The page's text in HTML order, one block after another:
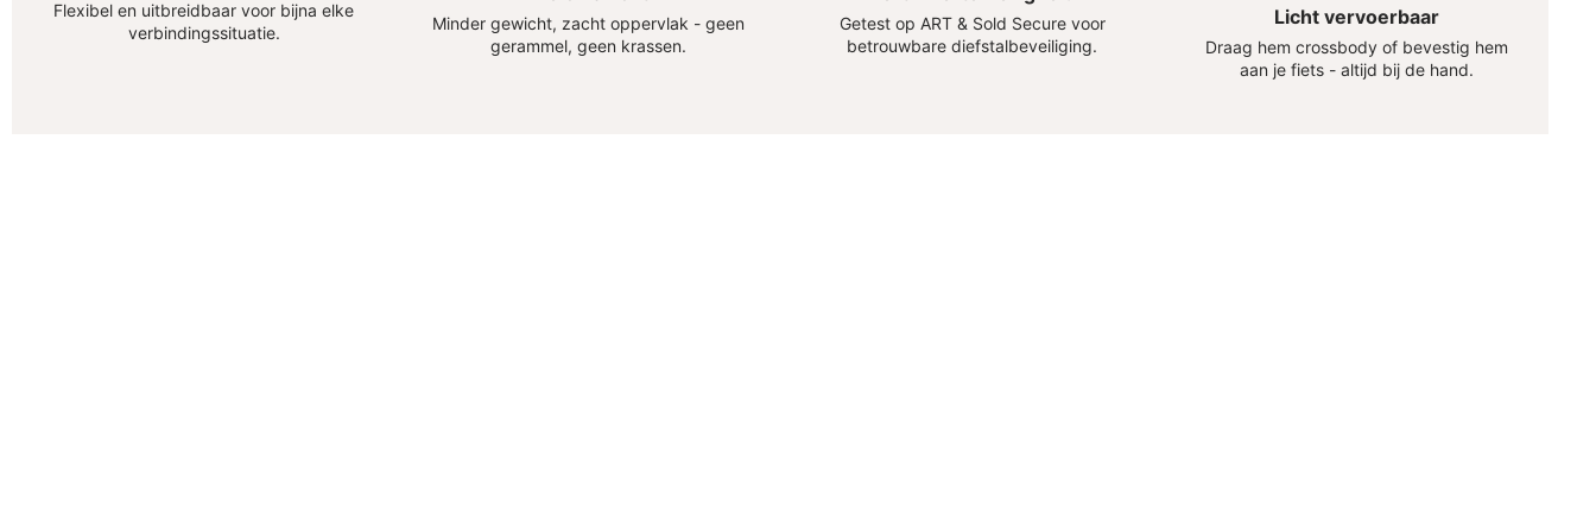
Flexibel en uitbreidbaar voor bijna elke
verbindingssituatie.
Minder gewicht, zacht oppervlak - geen
gerammel, geen krassen.
Getest op ART & Sold Secure voor
betrouwbare diefstalbeveiliging.
Licht vervoerbaar
Draag hem crossbody of bevestig hem
aan je fiets - altijd bij de hand.